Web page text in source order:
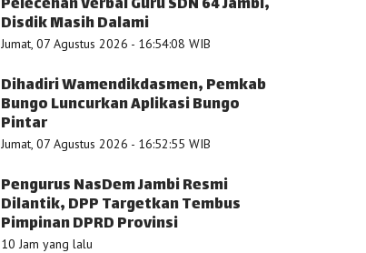
Disdik Masih Dalami
Jumat, 07 Agustus 2026 - 16:54:08 WIB
Dihadiri Wamendikdasmen, Pemkab
Bungo Luncurkan Aplikasi Bungo
Pintar
Jumat, 07 Agustus 2026 - 16:52:55 WIB
Pengurus NasDem Jambi Resmi
Dilantik, DPP Targetkan Tembus
Pimpinan DPRD Provinsi
10 Jam yang lalu